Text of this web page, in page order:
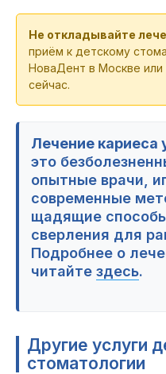
Не откладывайте
приём к детскому
НоваДент в Москве или
сейчас.
Лечение кариеса
это
опытные врачи,
современные
щадящие
сверления для
Подробнее о
читайте здесь.
Другие услуги
стоматологии